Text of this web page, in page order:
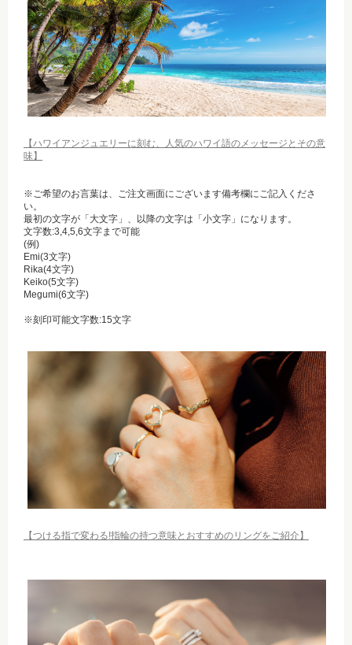
【ハワイアンジュエリーに刻む、人気のハワイ語のメッセージとその意
味】
※ご希望のお言葉は、ご注文画面にございます備考欄にご記入くださ
い。
最初の文字が「大文字」、以降の文字は「小文字」になります。
文字数:3,4,5,6文字まで可能
(例)
Emi(3文字)
Rika(4文字)
Keiko(5文字)
Megumi(6文字)
※刻印可能文字数:15文字
【つける指で変わる!指輪の持つ意味とおすすめのリングをご紹介】